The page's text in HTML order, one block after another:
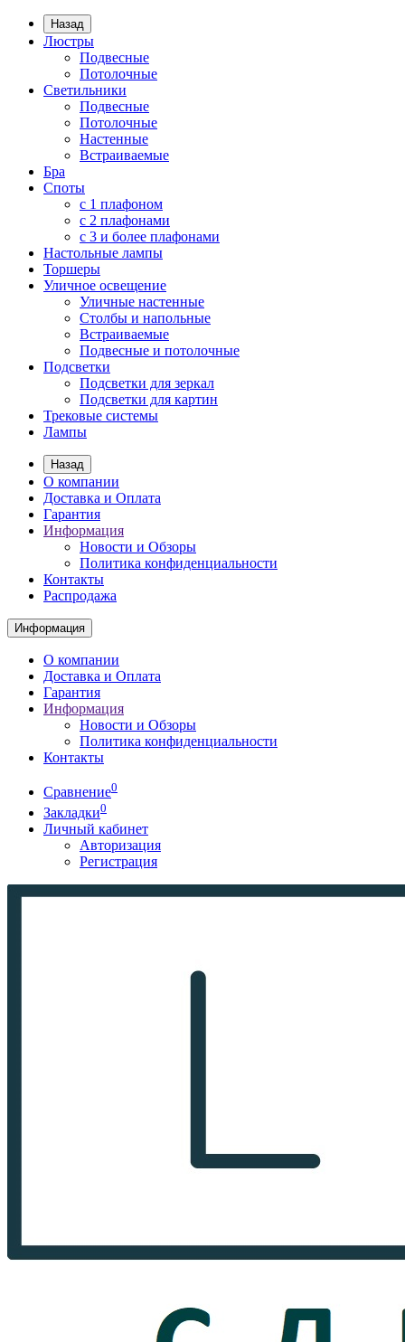
Назад
Люстры
Подвесные
Потолочные
Светильники
Подвесные
Потолочные
Настенные
Встраиваемые
Бра
Споты
с 1 плафоном
с 2 плафонами
с 3 и более плафонами
Настольные лампы
Торшеры
Уличное освещение
Уличные настенные
Столбы и напольные
Встраиваемые
Подвесные и потолочные
Подсветки
Подсветки для зеркал
Подсветки для картин
Трековые системы
Лампы
Назад
О компании
Доставка и Оплата
Гарантия
Информация
Новости и Обзоры
Политика конфиденциальности
Контакты
Распродажа
Информация
О компании
Доставка и Оплата
Гарантия
Информация
Новости и Обзоры
Политика конфиденциальности
Контакты
Сравнение0
Закладки0
Личный кабинет
Авторизация
Регистрация